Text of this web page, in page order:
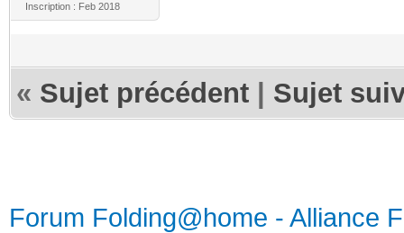
Inscription : Feb 2018
« Sujet précédent Sujet
Forum Folding@home - Alliance